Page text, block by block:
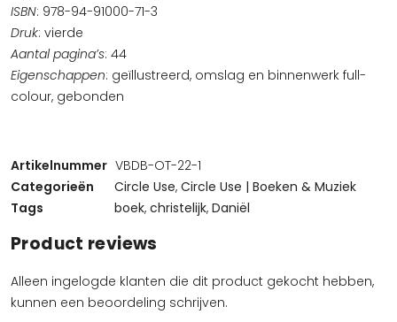
ISBN: 978-94-91000-71-3
Druk: vierde
Aantal pagina’s: 44
Eigenschappen: geïllustreerd, omslag en binnenwerk full-
colour, gebonden
Artikelnummer VBDB-OT-22-1
Categorieën
Circle Use, Circle Use | Boeken & Muziek
Tags
boek, christelijk, Daniël
Product reviews
Alleen ingelogde klanten die dit product gekocht hebben,
kunnen een beoordeling schrijven.